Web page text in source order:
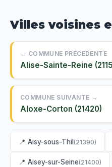
Villes voisines
← COMMUNE PRÉCÉDENTE
Alise-Sainte-Reine
COMMUNE SUIVANTE →
Aloxe-Corton (21420)
📍 Aisy-sous-Thil (21390)
📍 Aisey-sur-Seine(21400)